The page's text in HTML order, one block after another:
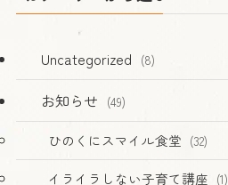
Uncategorized (8)
お知らせ (49)
ひのくにスマイル食堂 (32)
イライラしない子育て講座 (1)